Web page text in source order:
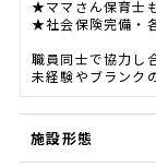
★ママさん保育士
★社会保険完備・
職員同士で協力し
未経験やブランク
施設形態